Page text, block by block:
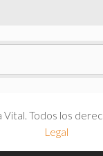
Todos los
Legal